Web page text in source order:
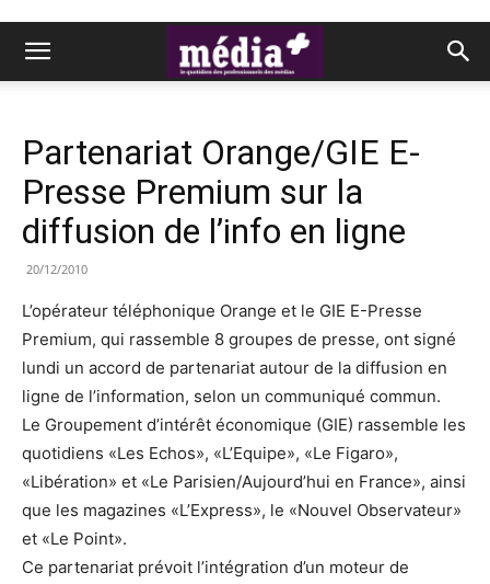
Partenariat Orange/GIE E-
Presse Premium sur la
diffusion de l’info en ligne
20/12/2010
L’opérateur téléphonique Orange et le GIE E-Presse
Premium, qui rassemble 8 groupes de presse, ont signé
lundi un accord de partenariat autour de la diffusion en
ligne de l’information, selon un communiqué commun.
Le Groupement d’intérêt économique (GIE) rassemble les
quotidiens «Les Echos», «L’Equipe», «Le Figaro»,
«Libération» et «Le Parisien/Aujourd’hui en France», ainsi
que les magazines «L’Express», le «Nouvel Observateur»
et «Le Point».
Ce partenariat prévoit l’intégration d’un moteur de